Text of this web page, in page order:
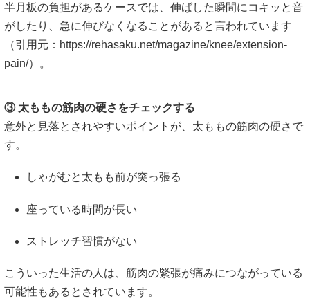
半月板の負担があるケースでは、伸ばした瞬間にコキッと音
がしたり、急に伸びなくなることがあると言われています
（引用元： https://rehasaku.net/magazine/knee/extension-
pain/）。
③ 太ももの筋肉の硬さをチェックする
意外と見落とされやすいポイントが、太ももの筋肉の硬さで
す。
しゃがむと太もも前が突っ張る
座っている時間が長い
ストレッチ習慣がない
こういった生活の人は、筋肉の緊張が痛みにつながっている
可能性もあるとされています。